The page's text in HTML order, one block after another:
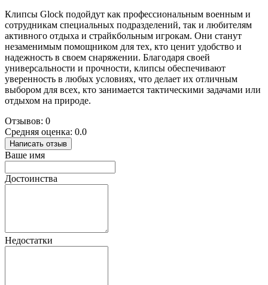
Клипсы Glock подойдут как профессиональным военным и
сотрудникам специальных подразделений, так и любителям
активного отдыха и страйкбольным игрокам. Они станут
незаменимым помощником для тех, кто ценит удобство и
надежность в своем снаряжении. Благодаря своей
универсальности и прочности, клипсы обеспечивают
уверенность в любых условиях, что делает их отличным
выбором для всех, кто занимается тактическими задачами или
отдыхом на природе.
Отзывов: 0
Средняя оценка: 0.0
Написать отзыв
Ваше имя
Достоинства
Недостатки